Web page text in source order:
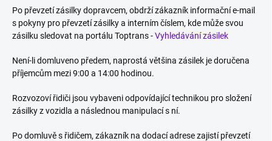
Po převzetí zásilky dopravcem, obdrží zákazník informační e-mail
s pokyny pro převzetí zásilky a interním číslem, kde může svou
zásilku sledovat na portálu Toptrans -Vyhledávání zásilek
Není-li domluveno předem, naprostá většina zásilek je doručena
příjemcům mezi 9:00 a 14:00 hodinou.
Rozvozoví řidiči jsou vybaveni odpovídající technikou pro složení
zásilky z vozidla a následnou manipulací s ní.
Po domluvě s řidičem, zákazník na dodací adrese zajistí převzetí